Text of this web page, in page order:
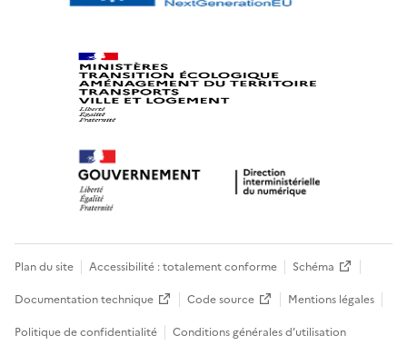
Plan du site Accessibilité : totalement conforme
Schéma
Documentation technique
Code source
Mentions légales
Politique de confidentialité
Conditions générales d’utilisation